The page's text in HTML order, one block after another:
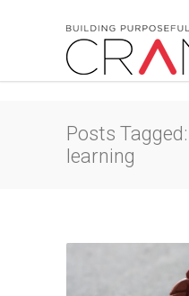
Posts
learning